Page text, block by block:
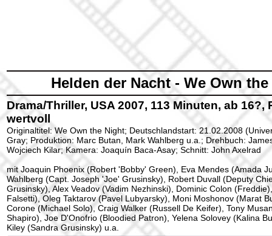
Helden der Nacht - We Own
Drama/Thriller, USA 2007, 113 Minuten, ab 16?,
wertvoll
Originaltitel: We Own the Night; Deutschlandstart: 21.02.2008
Gray; Produktion: Marc Butan, Mark Wahlberg u.a.; Drehbuch:
Wojciech Kilar; Kamera: Joaquín Baca-Asay; Schnitt: John Axelrad
mit Joaquin Phoenix (Robert 'Bobby' Green), Eva Mendes (Amada
Wahlberg (Capt. Joseph 'Joe' Grusinsky), Robert Duvall (Deputy
Grusinsky), Alex Veadov (Vadim Nezhinski), Dominic Colon
Falsetti), Oleg Taktarov (Pavel Lubyarsky), Moni Moshonov (Marat
Corone (Michael Solo), Craig Walker (Russell De Keifer), Tony
Shapiro), Joe D'Onofrio (Bloodied Patron), Yelena Solovey (Kalina
Kiley (Sandra Grusinsky) u.a.